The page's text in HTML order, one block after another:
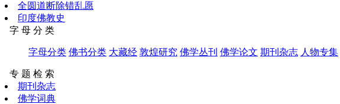
全圆道断除错乱愿
印度佛教史
字 母 分 类
字母分类 佛书分类 大藏经 敦煌研究 佛学丛刊 佛学论文 期刊杂志 人物专集
专 题 检 索
期刊杂志
佛学词典